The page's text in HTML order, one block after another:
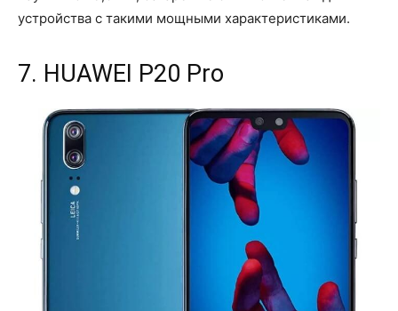
устройства с такими мощными характеристиками.
7. HUAWEI P20 Pro